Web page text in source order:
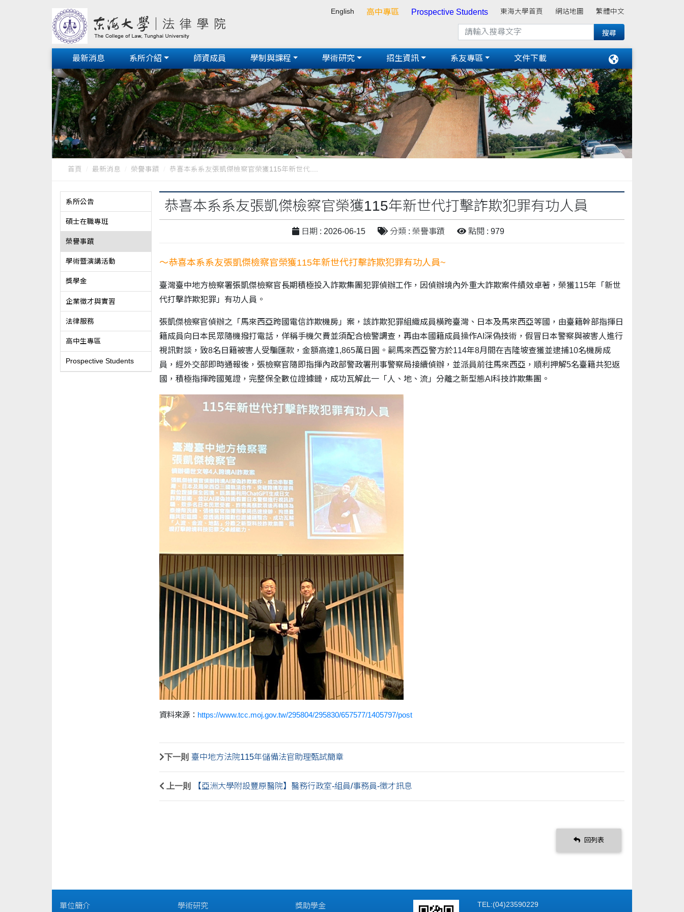
English 高中專區 Prospective Students 東海大學首頁 網站地圖 繁體中文
最新消息 系所介紹 師資成員 學制與課程 學術研究 招生資訊 系友專區 文件下載
首頁 最新消息 榮譽事蹟 恭喜本系系友張凱傑檢察官榮獲115年新世代....
系所公告
碩士在職專班
榮譽事蹟
學術暨演講活動
獎學金
企業徵才與實習
法律服務
高中生專區
Prospective Students
恭喜本系系友張凱傑檢察官榮獲115年新世代打擊詐欺犯罪有功人員
日期 : 2026-06-15 分類 : 榮譽事蹟 點閱 : 979
～恭喜本系系友張凱傑檢察官榮獲115年新世代打擊詐欺犯罪有功人員~
臺灣臺中地方檢察署張凱傑檢察官長期積極投入詐欺集團犯罪偵辦工作，因偵辦境內外重大詐欺案件績效卓著，榮獲115年「新世
代打擊詐欺犯罪」有功人員。
張凱傑檢察官偵辦之「馬來西亞跨國電信詐欺機房」案，該詐欺犯罪組織成員橫跨臺灣、日本及馬來西亞等國，由臺籍幹部指揮日
籍成員向日本民眾隨機撥打電話，佯稱手機欠費並須配合檢警調查，再由本國籍成員操作AI深偽技術，假冒日本警察與被害人進行
視訊對談，致8名日籍被害人受騙匯款，金額高達1,865萬日圓。嗣馬來西亞警方於114年8月間在吉隆坡查獲並逮捕10名機房成
員，經外交部即時通報後，張檢察官隨即指揮內政部警政署刑事警察局接續偵辦，並派員前往馬來西亞，順利押解5名臺籍共犯返
國，積極指揮跨國蒐證，完整保全數位證據鏈，成功瓦解此一「人、地、流」分離之新型態AI科技詐欺集團。
資料來源： https://www.tcc.moj.gov.tw/295804/295830/657577/1405797/post
下一則 臺中地方法院115年儲備法官助理甄試簡章
上一則 【亞洲大學附設豐原醫院】醫務行政室-組員/事務員-徵才訊息
回列表
單位簡介 學術研究 獎助學金
TEL:(04)23590229